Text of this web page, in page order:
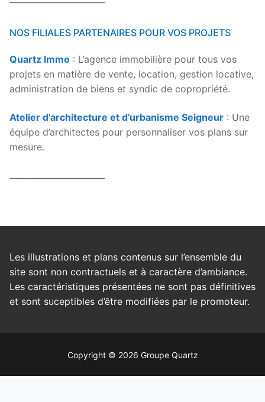
NOS FILIALES PARTENAIRES POUR VOS PROJETS
Quartz Immo : L’agence immobilière pour tous vos
projets en matière de vente, location, gestion locative,
administration de biens et syndic de copropriété.
Atelier d’architecture et d’urbanisme Seigneur : Une
équipe d’architectes pour personnaliser vos plans sur
mesure.
Les illustrations et plans contenus sur l’ensemble du
site sont non contractuels et à caractère d’ambiance.
Les caractéristiques présentées ne sont pas définitives
et sont suceptibles d’être modifiées par le promoteur.
Copyright © 2026 Groupe Quartz